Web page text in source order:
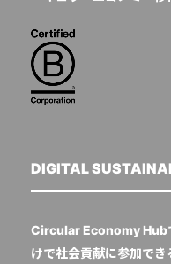
DIGITAL
Circular Economy Hub
けで社会貢献に参加で